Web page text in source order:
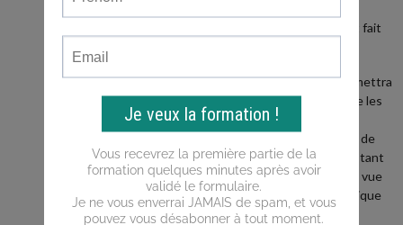
Ce blog est fait
Il vous permettra
d'apprendre les
photo, puis de
progresser tant
du point de vue
de la technique
que de la